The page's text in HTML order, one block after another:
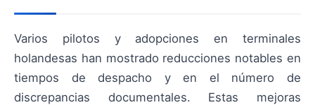
Varios pilotos y adopciones en terminales
holandesas han mostrado reducciones notables en
tiempos de despacho y en el número de
discrepancias documentales. Estas mejoras